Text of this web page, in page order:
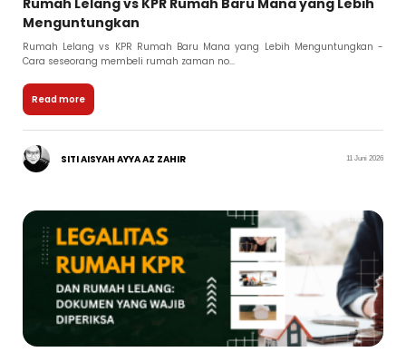
Rumah Lelang vs KPR Rumah Baru Mana yang Lebih
Menguntungkan
Rumah Lelang vs KPR Rumah Baru Mana yang Lebih Menguntungkan -
Cara seseorang membeli rumah zaman no...
Read more
SITI AISYAH AYYA AZ ZAHIR 11 Juni 2026